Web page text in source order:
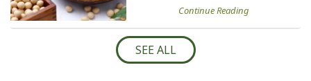
Continue Reading
SEE ALL